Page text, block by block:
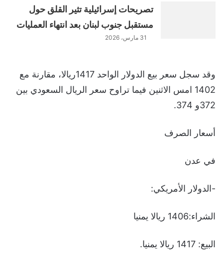
تصريحات إسرائيلية تثير القلق حول
مستقبل جنوب لبنان بعد انتهاء العمليات
31 مارس، 2026
وقد سجل سعر بيع الدولار الواحد 1417ريالا، مقارنة مع
1402 امس الاثنين فيما تراوح سعر الريال السعودي بين
372و 374.
أسعار الصرف
في عدن
-الدولار الأمريكي:
الشراء:1406 ريالا يمنيا
البيع: 1417 ريالا يمنيا.